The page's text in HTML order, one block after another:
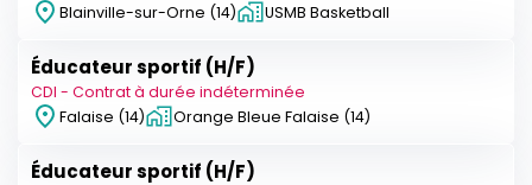
Blainville-sur-Orne (14)
USMB Basketball
Éducateur sportif (H/F)
CDI - Contrat à durée indéterminée
Falaise (14)
Orange Bleue Falaise (14)
Éducateur sportif (H/F)